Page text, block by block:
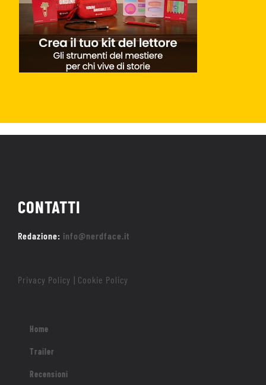
CONTATTI
Redazione: info@nerdface.it
Privacy Policy | Cookie Policy
Home
Trailer
Recensioni